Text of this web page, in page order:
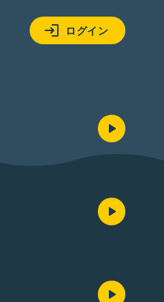
ログイン